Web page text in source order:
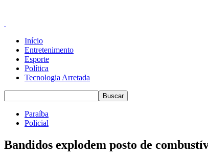
Início
Entretenimento
Esporte
Política
Tecnologia Arretada
Paraíba
Policial
Bandidos explodem posto de